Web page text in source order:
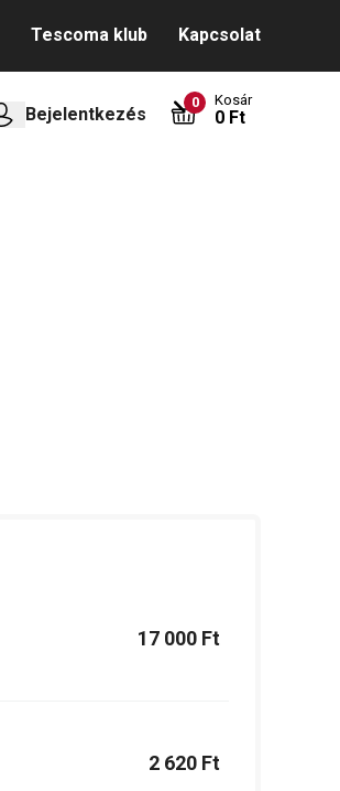
Tescoma klub Kapcsolat
Bejelentkezés
0 Kosár
0 Ft
17 000 Ft
2 620 Ft